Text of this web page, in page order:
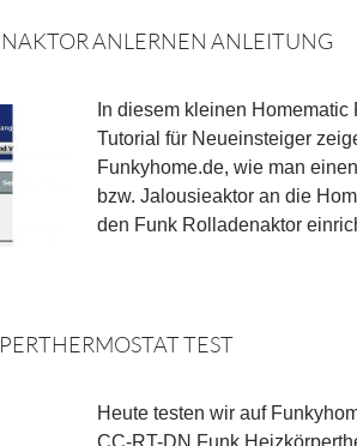
ANLERNEN ANLEITUNG
In diesem kleinen
Tutorial für Neueinsteiger
Funkyhome.de, wie man
bzw. Jalousieaktor an die
den Funk Rolladenaktor
TEST
Heute testen wir auf
CC-RT-DN Funk